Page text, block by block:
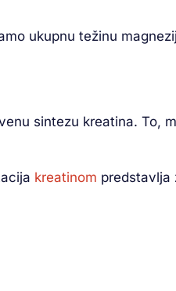
ukupnu težinu
sintezu kreatina. To,
kreatinom predstavlja